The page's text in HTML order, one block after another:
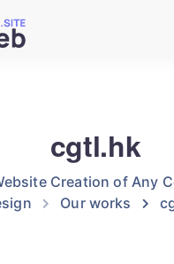
cgtl.hk
Creation of Any
Our works